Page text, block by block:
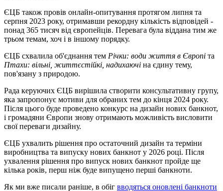
ЄЦБ також провів онлайн-опитування протягом липня та
серпня 2023 року, отримавши рекордну кількість відповідей -
понад 365 тисяч від європейців. Перевага була віддана тим же
трьом темам, хоч і в іншому порядку.
ЄЦБ схвалила об'єднання тем Річки: води життя в Європі та
Птахи: вільні, життєстійкі, надихаючі на єдину тему,
пов'язану з природою.
Рада керуючих ЄЦБ вирішила створити консультативну групу,
яка запропонує мотиви для обраних тем до кінця 2024 року.
Після цього буде проведено конкурс на дизайн нових банкнот,
і громадяни Європи знову отримають можливість висловити
свої переваги дизайну.
ЄЦБ ухвалить рішення про остаточний дизайн та терміни
виробництва та випуску нових банкнот у 2026 році. Після
ухвалення рішення про випуск нових банкнот пройде ще
кілька років, перш ніж буде випущено перші банкноти.
Як ми вже писали раніше, в обіг вводяться оновлені банкноти